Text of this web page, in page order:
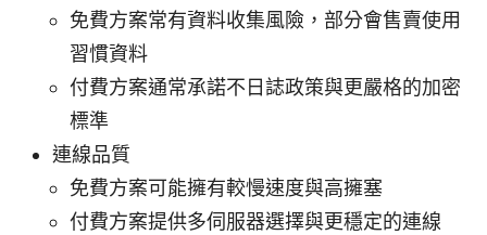
免費方案常有資料收集風險，部分會售賣使用
習慣資料
付費方案通常承諾不日誌政策與更嚴格的加密
標準
連線品質
免費方案可能擁有較慢速度與高擁塞
付費方案提供多伺服器選擇與更穩定的連線